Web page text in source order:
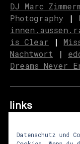
DJ Marc
Photography |
is Clear |
Nachtwort |
Dreams Never
links
Datenschutz und